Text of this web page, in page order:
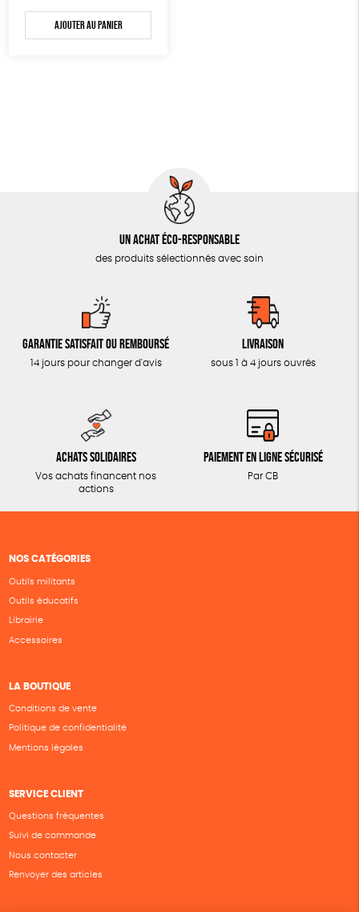
ESSAISAjouter au panier
Un achat éco-responsable
des produits sélectionnés avec soin
Garantie satisfait ou remboursé
14 jours pour changer d'avis
Livraison
sous 1 à 4 jours ouvrés
Achats solidaires
Vos achats financent nos
actions
Paiement en ligne sécurisé
Par CB
NOS CATÉGORIES
Outils militants
Outils éducatifs
Librairie
Accessoires
LA BOUTIQUE
Conditions de vente
Politique de confidentialité
Mentions légales
SERVICE CLIENT
Questions fréquentes
Suivi de commande
Nous contacter
Renvoyer des articles